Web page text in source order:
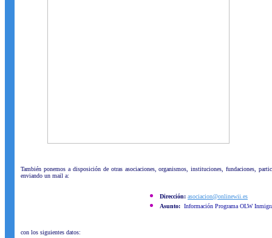
También ponemos a disposición de otras asociaciones, organismos, instituciones, fundaciones,
enviando un mail a:
Dirección: asociacion@onlinewii.es
Asunto: Información Programa OLW
con los siguientes datos: